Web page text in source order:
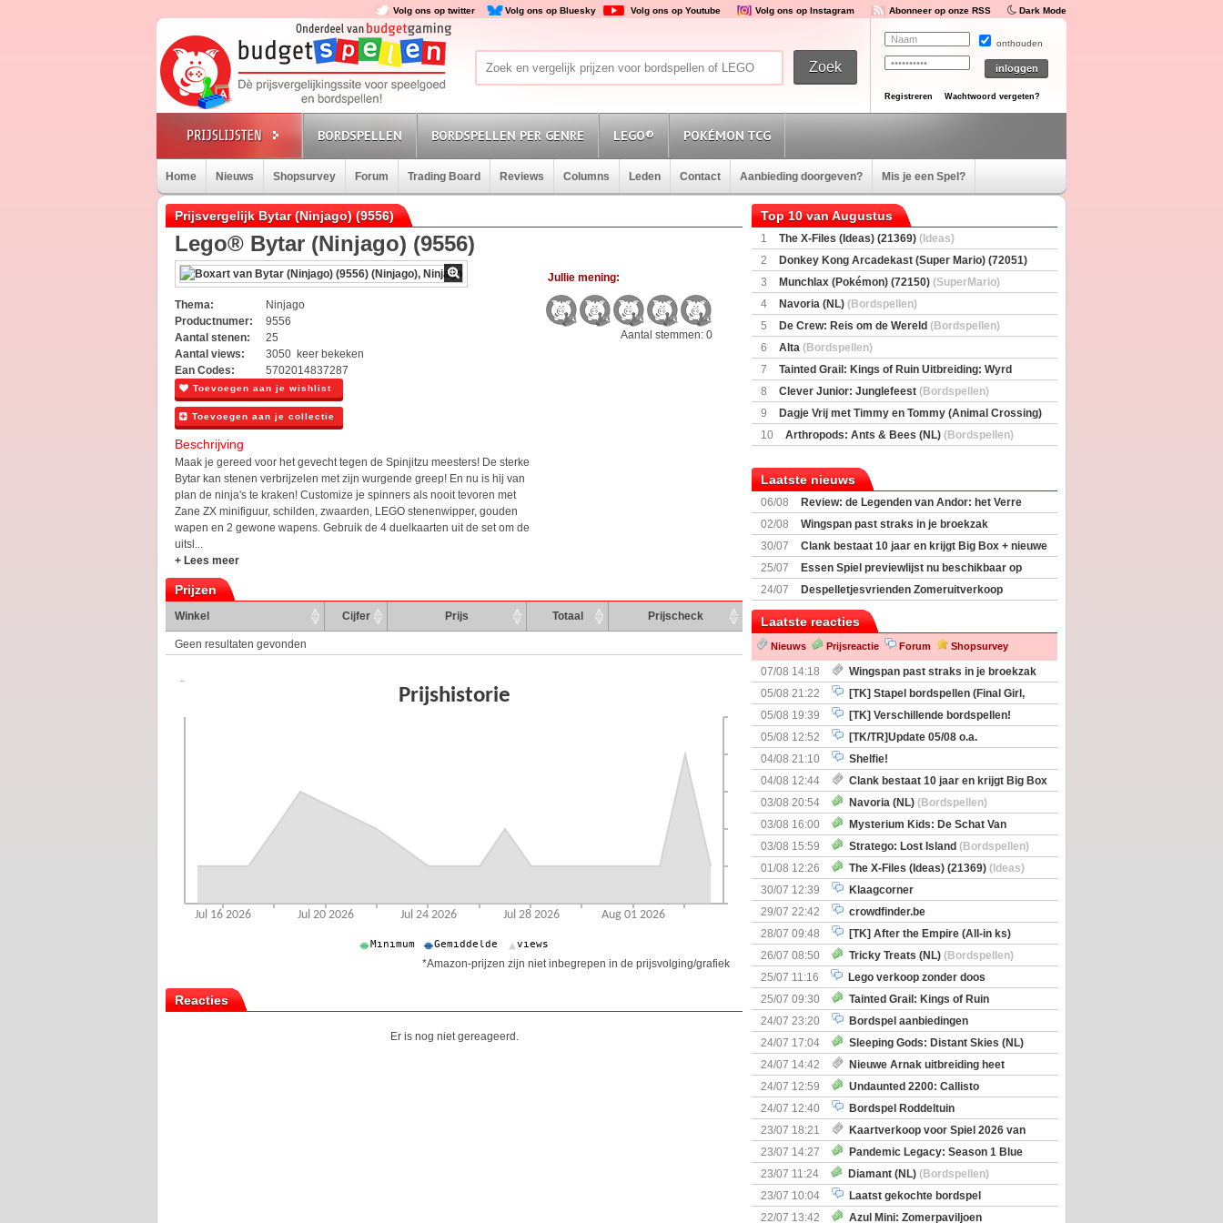
Volg ons op twitter Volg ons op Bluesky Volg ons op Youtube Volg ons op Instagram Abonneer op onze RSS Dark Mode
onthouden
Registreren Wachtwoord vergeten?
BORDSPELLEN BORDSPELLEN PER GENRE LEGO® POKÉMON TCG
Home Nieuws Shopsurvey Forum Trading Board Reviews Columns Leden Contact Aanbieding doorgeven? Mis je een Spel?
Prijsvergelijk Bytar (Ninjago) (9556)
Lego® Bytar (Ninjago) (9556)
Thema:
Ninjago
Productnumer:
9556
Aantal stenen:
25
Aantal views:
3050 keer bekeken
Ean Codes:
5702014837287
Toevoegen aan je wishlist
Toevoegen aan je collectie
Beschrijving
Maak je gereed voor het gevecht tegen de Spinjitzu meesters! De sterke
Bytar kan stenen verbrijzelen met zijn wurgende greep! En nu is hij van
plan de ninja's te kraken! Customize je spinners als nooit tevoren met
Zane ZX minifiguur, schilden, zwaarden, LEGO stenenwipper, gouden
wapen en 2 gewone wapens. Gebruik de 4 duelkaarten uit de set om de
uitsl...
+ Lees meer
Jullie mening:
Aantal stemmen: 0
Prijzen
Winkel Cijfer Prijs Totaal Prijscheck
Geen resultaten gevonden
*Amazon-prijzen zijn niet inbegrepen in de prijsvolging/grafiek
Reacties
Er is nog niet gereageerd.
Top 10 van Augustus
1 The X-Files (Ideas) (21369) (Ideas)
2
Donkey Kong Arcadekast (Super Mario) (72051)
(SuperMario)
3 Munchlax (Pokémon) (72150) (SuperMario)
4
Navoria (NL) (Bordspellen)
5
De Crew: Reis om de Wereld (Bordspellen)
6
Alta (Bordspellen)
7
Tainted Grail: Kings of Ruin Uitbreiding: Wyrd
Encounters(Bordspellen)
8 Clever Junior: Junglefeest (Bordspellen)
9
Dagje Vrij met Timmy en Tommy (Animal Crossing)
(77059)(Ideas)
10 Arthropods: Ants & Bees (NL) (Bordspellen)
Laatste nieuws
06/08
Review: de Legenden van Andor: het Verre
Land
02/08
Wingspan past straks in je broekzak
30/07
Clank bestaat 10 jaar en krijgt Big Box + nieuwe
uitbreiding
25/07
Essen Spiel previewlijst nu beschikbaar op
Boardgamegeek
24/07
Despelletjesvrienden Zomeruitverkoop
Laatste reacties
Nieuws Prijsreactie Forum Shopsurvey
07/08 14:18
Wingspan past straks in je broekzak
05/08 21:22
[TK] Stapel bordspellen (Final Girl,
Nemesis Retaliation, Zombicide Invader)
05/08 19:39
[TK] Verschillende bordspellen!
05/08 12:52
[TK/TR]Update 05/08 o.a.
Prijsverlagingen, Imperium Horizons, 20 Strong
04/08 21:10
Shelfie!
04/08 12:44
Clank bestaat 10 jaar en krijgt Big Box
+ nieuwe uitbreiding
03/08 20:54 Navoria (NL) (Bordspellen)
03/08 16:00
Mysterium Kids: De Schat Van
Kapitein Boe
(Bordspellen)
03/08 15:59 Stratego: Lost Island (Bordspellen)
01/08 12:26
The X-Files (Ideas) (21369) (Ideas)
30/07 12:39
Klaagcorner
29/07 22:42
crowdfinder.be
28/07 09:48
[TK] After the Empire (All-in ks)
26/07 08:50
Tricky Treats (NL) (Bordspellen)
25/07 11:16
Lego verkoop zonder doos
25/07 09:30
Tainted Grail: Kings of Ruin
Uitbreiding: Wyrd Encounters(Bordspellen)
24/07 23:20
Bordspel aanbiedingen
24/07 17:04
Sleeping Gods: Distant Skies (NL)
(Bordspellen)
24/07 14:42
Nieuwe Arnak uitbreiding heet
Surprise Shipments
24/07 12:59
Undaunted 2200: Callisto
(Bordspellen)
24/07 12:40
Bordspel Roddeltuin
23/07 18:21
Kaartverkoop voor Spiel 2026 van
start
23/07 14:27
Pandemic Legacy: Season 1 Blue
(Bordspellen)
23/07 11:24 Diamant (NL) (Bordspellen)
23/07 10:04
Laatst gekochte bordspel
22/07 13:42
Azul Mini: Zomerpaviljoen